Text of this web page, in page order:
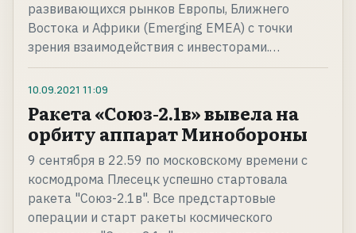
развивающихся рынков Европы, Ближнего
Востока и Африки (Emerging EMEA) с точки
зрения взаимодействия с инвесторами.…
10.09.2021 11:09
Ракета «Союз-2.1в» вывела на
орбиту аппарат Минобороны
9 сентября в 22.59 по московскому времени с
космодрома Плесецк успешно стартовала
ракета "Союз-2.1в". Все предстартовые
операции и старт ракеты космического